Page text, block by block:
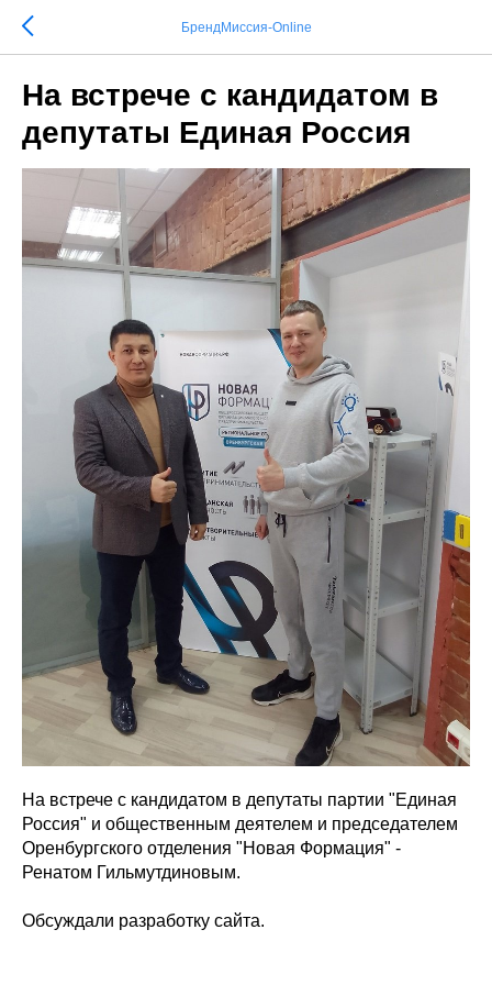
БрендМиссия-Online
На встрече с кандидатом в
депутаты Единая Россия
На встрече с кандидатом в депутаты партии "Единая
Россия" и общественным деятелем и председателем
Оренбургского отделения "Новая Формация" -
Ренатом Гильмутдиновым.
Обсуждали разработку сайта.